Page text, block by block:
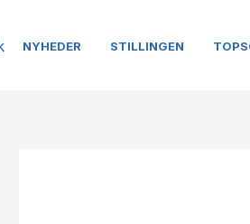
NYHEDER STILLINGEN